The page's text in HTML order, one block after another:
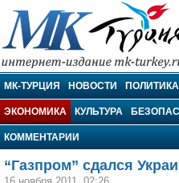
МК-Турция
МК-ТУРЦИЯ НОВОСТИ ПОЛИТИКА
ЭКОНОМИКА КУЛЬТУРА
КОММЕНТАРИИ
“Газпром” сдался